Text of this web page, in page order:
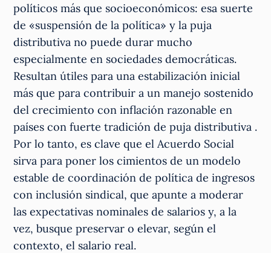
políticos más que socioeconómicos: esa suerte
de «suspensión de la política» y la puja
distributiva no puede durar mucho
especialmente en sociedades democráticas.
Resultan útiles para una estabilización inicial
más que para contribuir a un manejo sostenido
del crecimiento con inflación razonable en
países con fuerte tradición de puja distributiva .
Por lo tanto, es clave que el Acuerdo Social
sirva para poner los cimientos de un modelo
estable de coordinación de política de ingresos
con inclusión sindical, que apunte a moderar
las expectativas nominales de salarios y, a la
vez, busque preservar o elevar, según el
contexto, el salario real.